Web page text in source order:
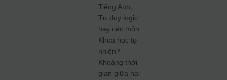
Tiếng Anh,
Tư duy logic
hay các môn
Khoa học tự
nhiên?
Khoảng thời
gian giữa hai